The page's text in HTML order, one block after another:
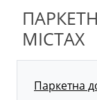
МІСТАХ
Паркетна